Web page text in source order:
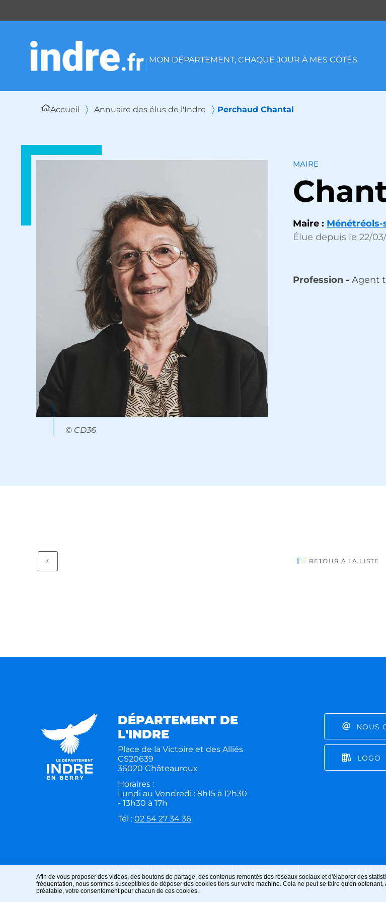
Afin de vous proposer des vidéos, des boutons de partage, des contenus remontés des réseaux sociaux et d'élaborer des
fréquentation, nous sommes susceptibles de déposer des cookies tiers sur votre machine. Cela ne peut se faire qu'en obtenant,
préalable, votre consentement pour chacun de ces cookies.
MON DÉPARTEMENT, CHAQUE JOUR À MES CÔTÉS
Accueil Annuaire des élus de l'Indre Perchaud Chantal
© CD36
MAIRE
Maire : Ménétréols-
Élue depuis le 22/
Profession - Agent
RETOUR À LA LISTE
DÉPARTEMENT DE
L'INDRE
Place de la Victoire et des Alliés
CS20639
36020 Châteauroux
Horaires :
Lundi au Vendredi : 8h15 à 12h30
- 13h30 à 17h
Tél : 02 54 27 34 36
NOUS
LOGO
PLAN DU SITE MARCHÉS PUBLICS ACCESSIBILITÉ MENTIONS LÉGALES